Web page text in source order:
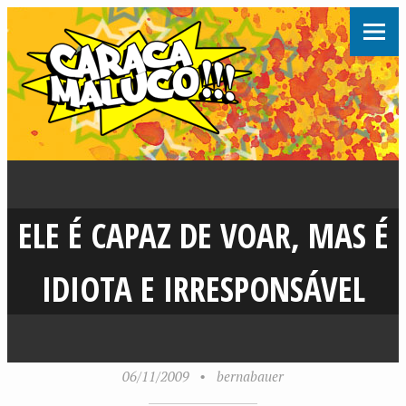
ELE É CAPAZ DE VOAR, MAS É
IDIOTA E IRRESPONSÁVEL
06/11/2009 • bernabauer